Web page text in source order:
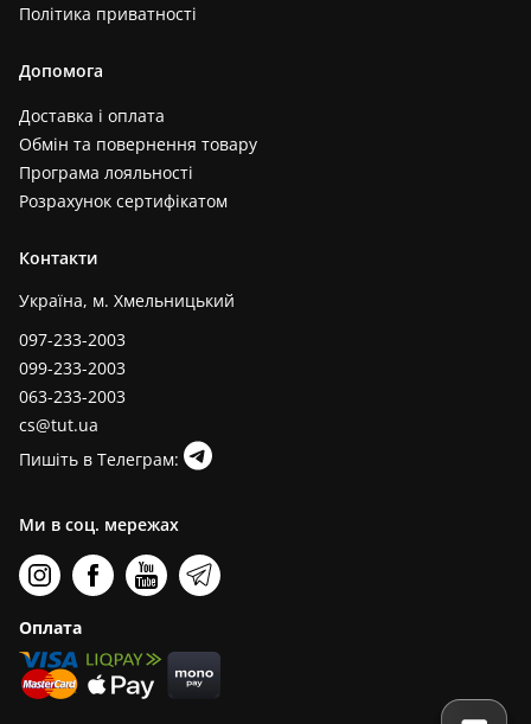
Політика приватності
Допомога
Доставка і оплата
Обмін та повернення товару
Програма лояльності
Розрахунок сертифікатом
Контакти
Україна, м. Хмельницький
097-233-2003
099-233-2003
063-233-2003
cs@tut.ua
Пишіть в Телеграм:
Ми в соц. мережах
Оплата